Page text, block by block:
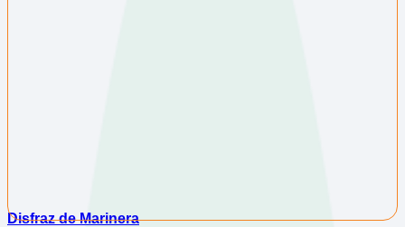
Disfraz de Marinera